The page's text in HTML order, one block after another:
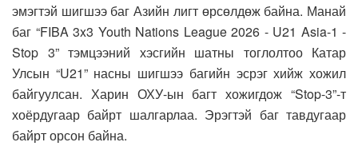
эмэгтэй шигшээ баг Азийн лигт өрсөлдөж байна. Манай
баг “FIBA 3x3 Youth Nations League 2026 - U21 Asia-1 -
Stop 3” тэмцээний хэсгийн шатны тоглолтоо Катар
Улсын “U21” насны шигшээ багийн эсрэг хийж хожил
байгуулсан. Харин ОХУ-ын багт хожигдож “Stop-3”-т
хоёрдугаар байрт шалгарлаа. Эрэгтэй баг тавдугаар
байрт орсон байна.